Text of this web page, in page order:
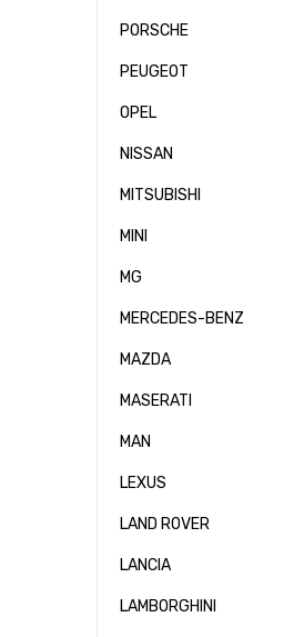
PORSCHE
PEUGEOT
OPEL
NISSAN
MITSUBISHI
MINI
MG
MERCEDES-BENZ
MAZDA
MASERATI
MAN
LEXUS
LAND ROVER
LANCIA
LAMBORGHINI